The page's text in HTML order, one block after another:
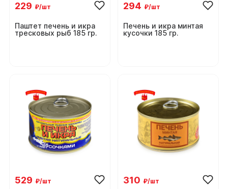
229 ₽/шт
Паштет печень и икра
тресковых рыб 185 гр.
294 ₽/шт
Печень и икра минтая
кусочки 185 гр.
529 ₽/шт 310 ₽/шт